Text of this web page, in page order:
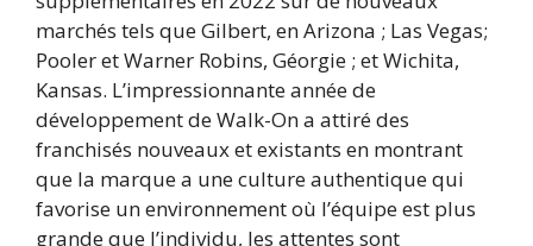
marchés tels que Gilbert, en Arizona ; Las Vegas;
Pooler et Warner Robins, Géorgie ; et Wichita,
Kansas. L’impressionnante année de
développement de Walk-On a attiré des
franchisés nouveaux et existants en montrant
que la marque a une culture authentique qui
favorise un environnement où l’équipe est plus
grande que l’individu, les attentes sont